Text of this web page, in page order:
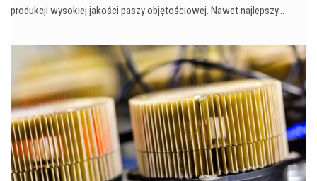
produkcji wysokiej jakości paszy objętościowej. Nawet najlepszy…